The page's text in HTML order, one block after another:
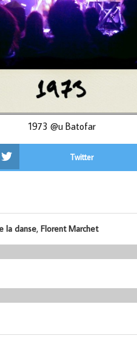
1973 @u Batofar
Twitter
la danse, Florent Marchet